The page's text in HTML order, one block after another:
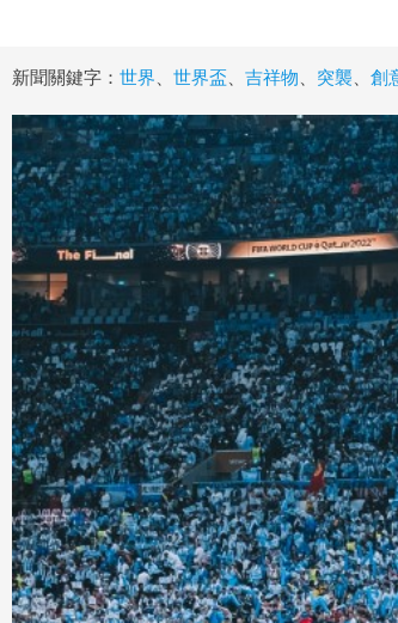
新聞關鍵字： 世界 世界盃 吉祥物 突襲 創